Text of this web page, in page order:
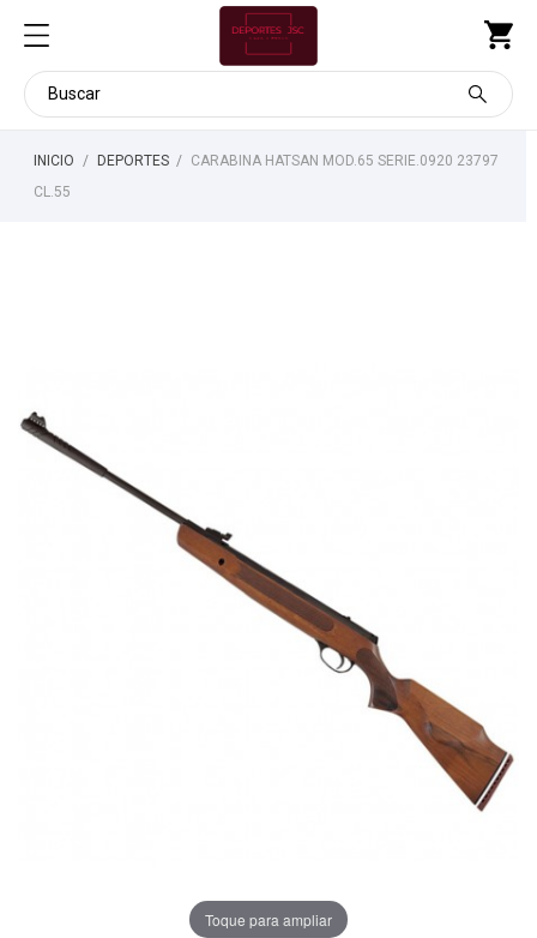
INICIO DEPORTES
CARABINA HATSAN MOD.65 SERIE.0920 23797
CL.55
Toque para ampliar